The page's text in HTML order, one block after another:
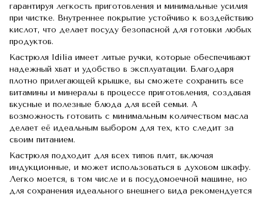
гарантируя легкость приготовления и минимальные усилия
при чистке. Внутреннее покрытие устойчиво к воздействию
кислот, что делает посуду безопасной для готовки любых
продуктов.
Кастрюля Idilia имеет литые ручки, которые обеспечивают
надежный хват и удобство в эксплуатации. Благодаря
плотно прилегающей крышке, вы сможете сохранить все
витамины и минералы в процессе приготовления, создавая
вкусные и полезные блюда для всей семьи. А
возможность готовить с минимальным количеством масла
делает её идеальным выбором для тех, кто следит за
своим питанием.
Кастрюля подходит для всех типов плит, включая
индукционные, и может использоваться в духовом шкафу.
Легко моется, в том числе и в посудомоечной машине, но
для сохранения идеального внешнего вида рекомендуется